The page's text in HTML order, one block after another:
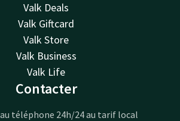
Valk Deals
Valk Giftcard
Valk Store
Valk Business
Valk Life
Contacter
téléphone 24h/24 au tarif local